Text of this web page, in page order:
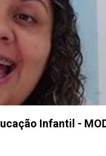
Infantil -